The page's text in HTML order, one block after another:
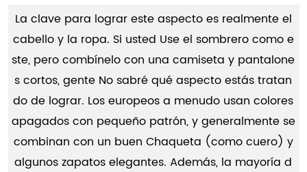
La clave para lograr este aspecto es realmente el
cabello y la ropa. Si usted Use el sombrero como e
ste, pero combínelo con una camiseta y pantalone
s cortos, gente No sabré qué aspecto estás tratan
do de lograr. Los europeos a menudo usan colores
apagados con pequeño patrón, y generalmente se
combinan con un buen Chaqueta (como cuero) y
algunos zapatos elegantes. Además, la mayoría d